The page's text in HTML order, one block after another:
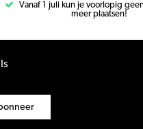
Vanaf 1 juli kun je voorlopig
meer plaatsen!